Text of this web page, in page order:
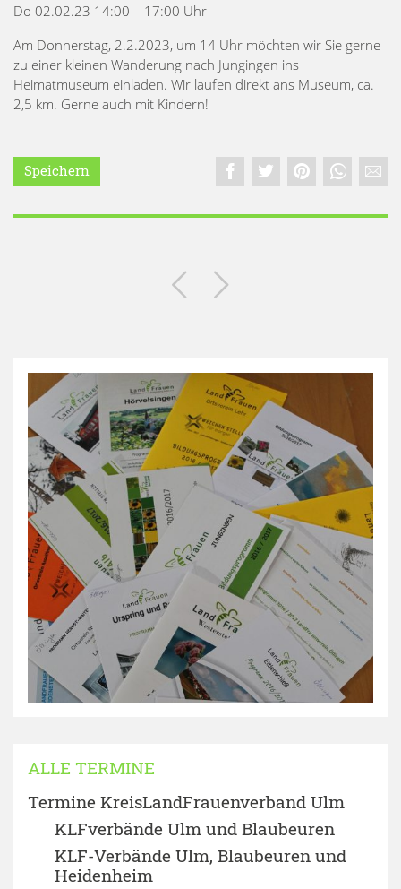
Do 02.02.23 14:00 – 17:00 Uhr
Am Donnerstag, 2.2.2023, um 14 Uhr möchten wir Sie gerne
zu einer kleinen Wanderung nach Jungingen ins
Heimatmuseum einladen. Wir laufen direkt ans Museum, ca.
2,5 km. Gerne auch mit Kindern!
Speichern
ALLE TERMINE
Termine KreisLandFrauenverband Ulm
KLFverbände Ulm und Blaubeuren
KLF-Verbände Ulm, Blaubeuren und
Heidenheim